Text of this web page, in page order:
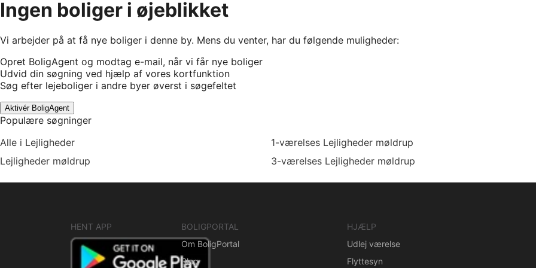
Ingen boliger i øjeblikket
Vi arbejder på at få nye boliger i denne by. Mens du venter, har du følgende muligheder:
Opret BoligAgent og modtag e-mail, når vi får nye boliger
Udvid din søgning ved hjælp af vores kortfunktion
Søg efter lejeboliger i andre byer øverst i søgefeltet
Aktivér BoligAgent
Populære søgninger
Alle i Lejligheder
Lejligheder møldrup
1-værelses Lejligheder møldrup
3-værelses Lejligheder møldrup
HENT APP
BOLIGPORTAL
Om BoligPortal
Blog
HJÆLP
Udlej værelse
Flyttesyn